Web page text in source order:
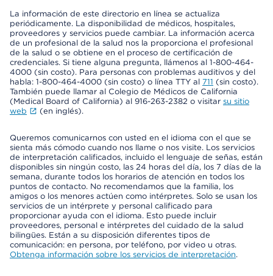
La información de este directorio en línea se actualiza
periódicamente. La disponibilidad de médicos, hospitales,
proveedores y servicios puede cambiar. La información acerca
de un profesional de la salud nos la proporciona el profesional
de la salud o se obtiene en el proceso de certificación de
credenciales. Si tiene alguna pregunta, llámenos al 1-800-464-
4000 (sin costo). Para personas con problemas auditivos y del
habla: 1-800-464-4000 (sin costo) o línea TTY al 711 (sin costo).
También puede llamar al Colegio de Médicos de California
(Medical Board of California) al 916-263-2382 o visitar su sitio
web
(en inglés).
Queremos comunicarnos con usted en el idioma con el que se
sienta más cómodo cuando nos llame o nos visite. Los servicios
de interpretación calificados, incluido el lenguaje de señas, están
disponibles sin ningún costo, las 24 horas del día, los 7 días de la
semana, durante todos los horarios de atención en todos los
puntos de contacto. No recomendamos que la familia, los
amigos o los menores actúen como intérpretes. Solo se usan los
servicios de un intérprete y personal calificado para
proporcionar ayuda con el idioma. Esto puede incluir
proveedores, personal e intérpretes del cuidado de la salud
bilingües. Están a su disposición diferentes tipos de
comunicación: en persona, por teléfono, por video u otras.
Obtenga información sobre los servicios de interpretación.